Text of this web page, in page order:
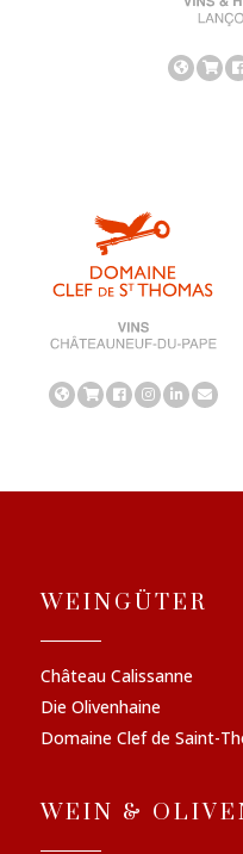
WEINGÜTER
Château Calissanne
Die Olivenhaine
Domaine Clef de Saint-
WEIN &